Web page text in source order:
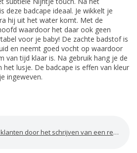
deze badcape ideaal. Je wikkelt je
hij uit het water komt. Met de
waardoor het daar ook geen
voor je baby! De zachte badstof is
en neemt goed vocht op waardoor
van tijd klaar is. Na gebruik hang je de
het lusje. De badcape is effen van kleur
ingeweven.
door het schrijven van een review